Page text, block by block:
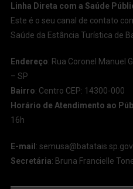
Linha Direta com a Saúde
Este é o seu canal de contato
Saúde da Estância Turística de
Endereço: Rua Coronel Manuel
– SP
Bairro: Centro CEP: 14300-000
Horário de Atendimento ao
16h
E-mail :
Secretária: Bruna Francielle